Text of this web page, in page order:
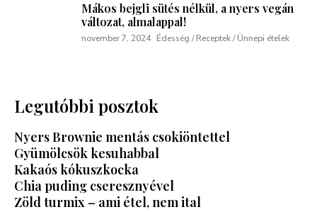
Mákos bejgli sütés nélkül, a nyers vegán
változat, almalappal!
november 7, 2024 Édesség / Receptek / Ünnepi ételek
Legutóbbi posztok
Nyers Brownie mentás csokiöntettel
Gyümölcsök kesuhabbal
Kakaós kókuszkocka
Chia puding cseresznyével
Zöld turmix – ami étel, nem ital